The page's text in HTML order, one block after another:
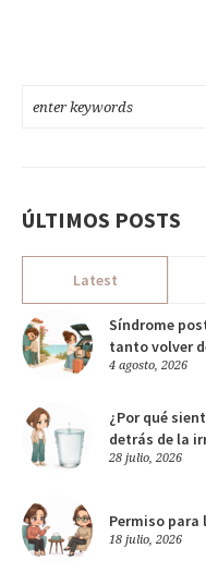
ÚLTIMOS POSTS
Latest
Síndrome
tanto volver
4 agosto, 2026
¿Por qué
detrás de la
28 julio, 2026
Permiso para
18 julio, 2026